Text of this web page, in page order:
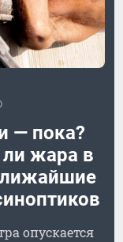
— пока?
жара в
опускается